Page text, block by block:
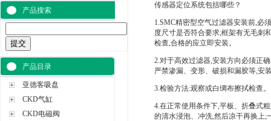
产品搜索
产品目录
亚德客吸盘
CKD气缸
CKD电磁阀
传感器定位系统包括哪些？
1.SMC精密型空气过滤器安装前,必
度尺寸是否符合要求;框架有无毛刺
检查,合格的应立即安装。
2.对于高效过滤器,安装方向必须正
严禁渗漏、变形、破损和漏胶等,安
3.检验方法:观察或白绸布擦拭检查。
4.在正常使用条件下,平板、折叠式
的清水浸泡、冲洗,然后凉干再换上;